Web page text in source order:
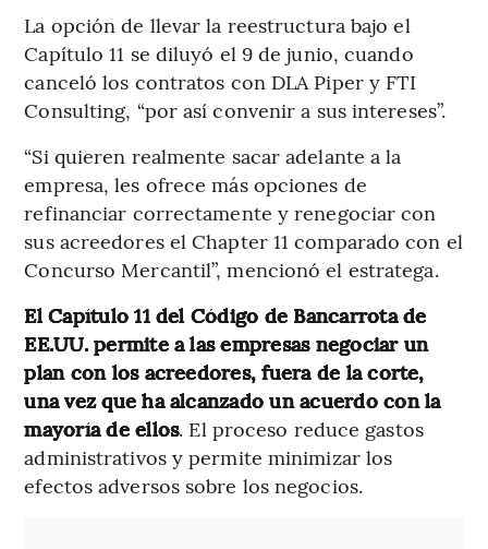
La opción de llevar la reestructura bajo el
Capítulo 11 se diluyó el 9 de junio, cuando
canceló los contratos con DLA Piper y FTI
Consulting, “por así convenir a sus intereses”.
“Si quieren realmente sacar adelante a la
empresa, les ofrece más opciones de
refinanciar correctamente y renegociar con
sus acreedores el Chapter 11 comparado con el
Concurso Mercantil”, mencionó el estratega.
El Capítulo 11 del Código de Bancarrota de
EE.UU. permite a las empresas negociar un
plan con los acreedores, fuera de la corte,
una vez que ha alcanzado un acuerdo con la
mayoría de ellos. El proceso reduce gastos
administrativos y permite minimizar los
efectos adversos sobre los negocios.